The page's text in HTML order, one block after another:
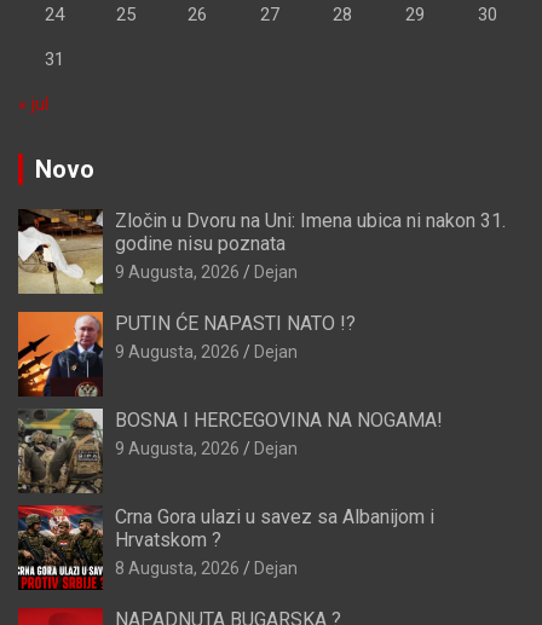
24 25 26 27 28 29 30
31
« jul
Novo
Zločin u Dvoru na Uni: Imena ubica ni nakon 31.
godine nisu poznata
9 Augusta, 2026 Dejan
PUTIN ĆE NAPASTI NATO !?
9 Augusta, 2026 Dejan
BOSNA I HERCEGOVINA NA NOGAMA!
9 Augusta, 2026 Dejan
Crna Gora ulazi u savez sa Albanijom i
Hrvatskom ?
8 Augusta, 2026 Dejan
NAPADNUTA BUGARSKA ?